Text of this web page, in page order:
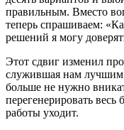
правильным. Вместо
теперь спрашиваем:
решений я могу
Этот сдвиг изменил
служившая нам лучшим
больше не нужно
перегенерировать
работы уходит.